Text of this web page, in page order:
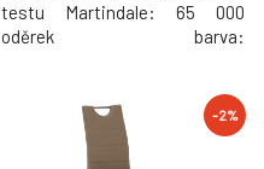
testu Martindale: 65 000
oděrek barva:
Nosnost: 100 kg Dodávaná v
monte. Při koupi více než 20
kusů židle ZINA 2 NEW je cena
-2%